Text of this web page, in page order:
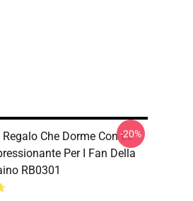
Che Dorme Con Le
Per I Fan Della
RB0301
-20%